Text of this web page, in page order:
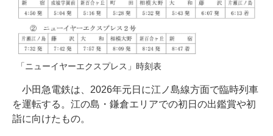
「ニューイヤーエクスプレス」時刻表
小田急電鉄は、2026年元日に江ノ島線方面で臨時列車
を運転する。江の島・鎌倉エリアでの初日の出鑑賞や初
詣に向けたもの。